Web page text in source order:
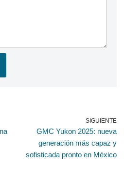
SIGUIENTE
GMC Yukon 2025: nueva
generación más capaz y
sofisticada pronto en México